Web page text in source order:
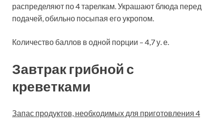
распределяют по 4 тарелкам. Украшают блюда перед
подачей, обильно посыпая его укропом.
Количество баллов в одной порции – 4,7 у. е.
Завтрак грибной с
креветками
Запас продуктов, необходимых для приготовления 4